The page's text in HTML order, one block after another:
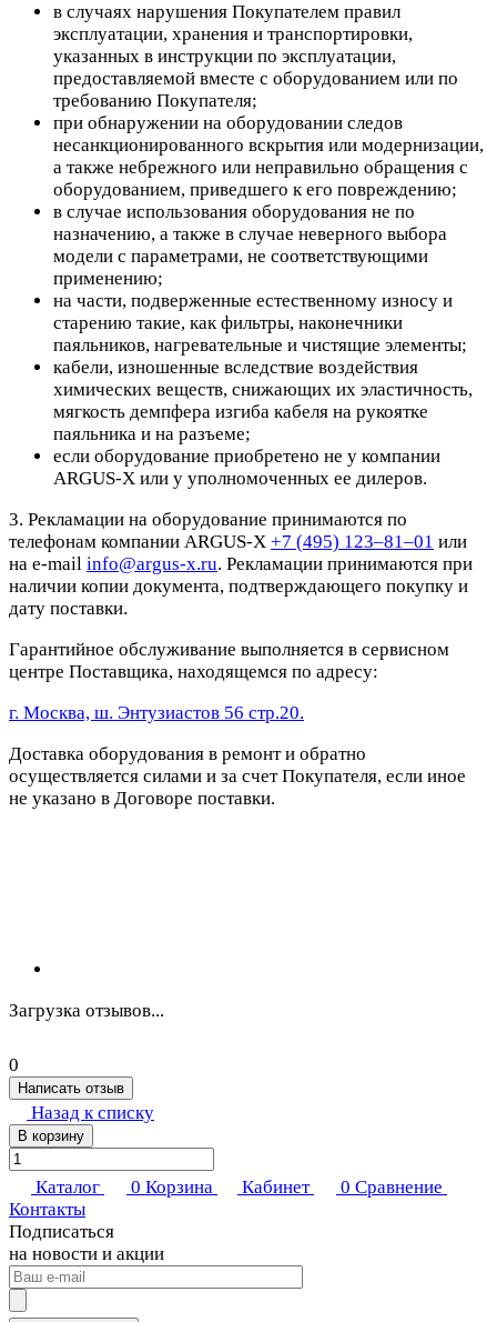
в случаях нарушения Покупателем правил
эксплуатации, хранения и транспортировки,
указанных в инструкции по эксплуатации,
предоставляемой вместе с оборудованием или по
требованию Покупателя;
при обнаружении на оборудовании следов
несанкционированного вскрытия или модернизации,
а также небрежного или неправильно обращения с
оборудованием, приведшего к его повреждению;
в случае использования оборудования не по
назначению, а также в случае неверного выбора
модели с параметрами, не соответствующими
применению;
на части, подверженные естественному износу и
старению такие, как фильтры, наконечники
паяльников, нагревательные и чистящие элементы;
кабели, изношенные вследствие воздействия
химических веществ, снижающих их эластичность,
мягкость демпфера изгиба кабеля на рукоятке
паяльника и на разъеме;
если оборудование приобретено не у компании
ARGUS-X или у уполномоченных ее дилеров.
3. Рекламации на оборудование принимаются по
телефонам компании ARGUS-X +7 (495) 123–81–01 или
на e-mail info@argus-x.ru. Рекламации принимаются при
наличии копии документа, подтверждающего покупку и
дату поставки.
Гарантийное обслуживание выполняется в сервисном
центре Поставщика, находящемся по адресу:
г. Москва, ш. Энтузиастов 56 стр.20.
Доставка оборудования в ремонт и обратно
осуществляется силами и за счет Покупателя, если иное
не указано в Договоре поставки.
Загрузка отзывов...
0
Написать отзыв
Назад к списку
В корзину
Каталог 0 Корзина Кабинет 0 Сравнение
Контакты
Подписаться
на новости и акции